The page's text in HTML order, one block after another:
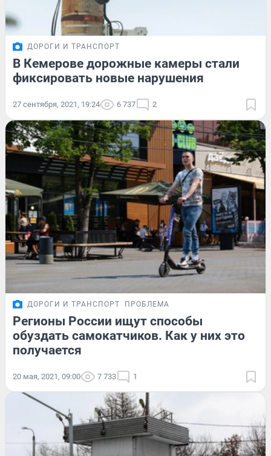
ДОРОГИ И ТРАНСПОРТ
В Кемерове дорожные камеры стали
фиксировать новые нарушения
27 сентября, 2021, 19:24 6 737 2
ДОРОГИ И ТРАНСПОРТ ПРОБЛЕМА
Регионы России ищут способы
обуздать самокатчиков. Как у них это
получается
20 мая, 2021, 09:00 7 733 1